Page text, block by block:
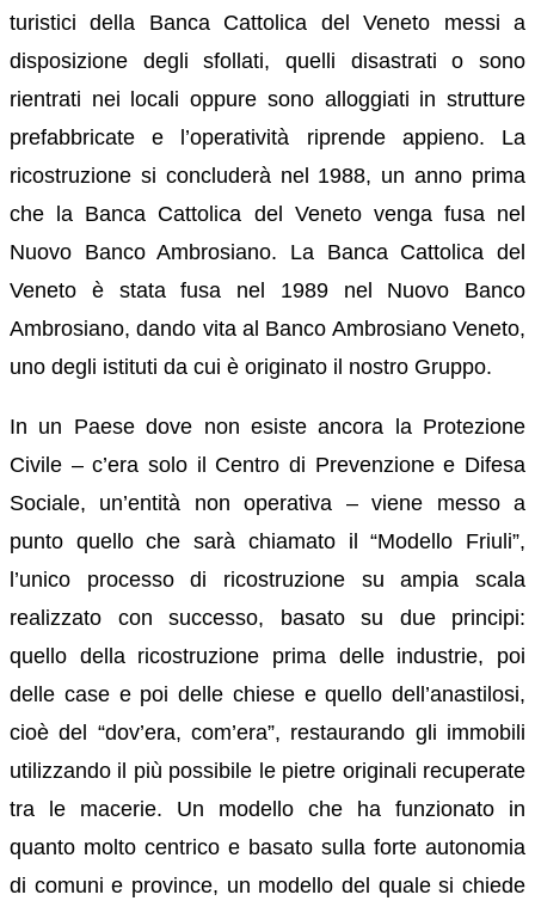
turistici della Banca Cattolica del Veneto messi a
disposizione degli sfollati, quelli disastrati o sono
rientrati nei locali oppure sono alloggiati in strutture
prefabbricate e l’operatività riprende appieno. La
ricostruzione si concluderà nel 1988, un anno prima
che la Banca Cattolica del Veneto venga fusa nel
Nuovo Banco Ambrosiano. La Banca Cattolica del
Veneto è stata fusa nel 1989 nel Nuovo Banco
Ambrosiano, dando vita al Banco Ambrosiano Veneto,
uno degli istituti da cui è originato il nostro Gruppo.
In un Paese dove non esiste ancora la Protezione
Civile – c’era solo il Centro di Prevenzione e Difesa
Sociale, un’entità non operativa – viene messo a
punto quello che sarà chiamato il “Modello Friuli”,
l’unico processo di ricostruzione su ampia scala
realizzato con successo, basato su due principi:
quello della ricostruzione prima delle industrie, poi
delle case e poi delle chiese e quello dell’anastilosi,
cioè del “dov’era, com’era”, restaurando gli immobili
utilizzando il più possibile le pietre originali recuperate
tra le macerie. Un modello che ha funzionato in
quanto molto centrico e basato sulla forte autonomia
di comuni e province, un modello del quale si chiede